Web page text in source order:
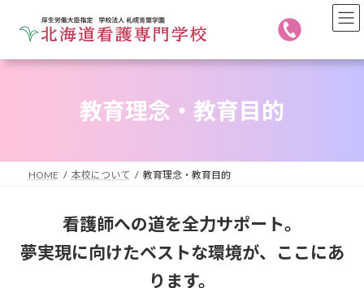
ン
ー
教育理念・教育目的
HOME 本校について 教育理念・教育目的
看護師への道を全力サポート。
夢実現に向けたベストな環境が、ここにあ
ります。